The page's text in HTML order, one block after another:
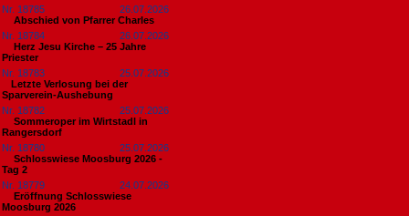
Nr. 18785
26.07.2026
Abschied von Pfarrer Charles
Nr. 18784
26.07.2026
Herz Jesu Kirche – 25 Jahre
Priester
Nr. 18783
25.07.2026
​Letzte Verlosung bei der
Sparverein-Aushebung
Nr. 18782
25.07.2026
Sommeroper im Wirtstadl in
Rangersdorf
Nr. 18780
25.07.2026
Schlosswiese Moosburg 2026 -
Tag 2
Nr. 18779
24.07.2026
Eröffnung Schlosswiese
Moosburg 2026